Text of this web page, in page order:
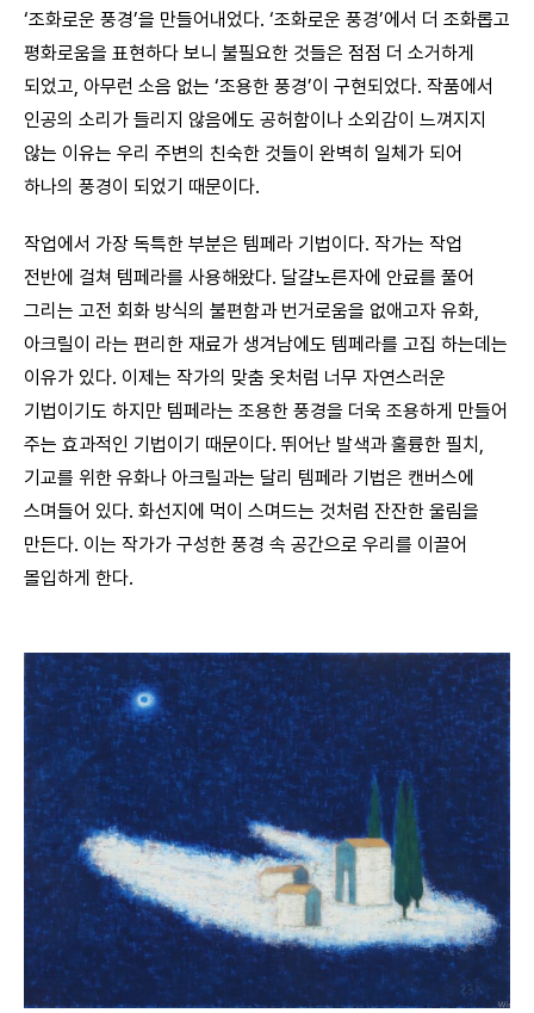
‘조화로운 풍경’을 만들어내었다. ‘조화로운 풍경’에서 더 조화롭고
평화로움을 표현하다 보니 불필요한 것들은 점점 더 소거하게
되었고, 아무런 소음 없는 ‘조용한 풍경’이 구현되었다. 작품에서
인공의 소리가 들리지 않음에도 공허함이나 소외감이 느껴지지
않는 이유는 우리 주변의 친숙한 것들이 완벽히 일체가 되어
하나의 풍경이 되었기 때문이다.
작업에서 가장 독특한 부분은 템페라 기법이다. 작가는 작업
전반에 걸쳐 템페라를 사용해왔다. 달걀노른자에 안료를 풀어
그리는 고전 회화 방식의 불편함과 번거로움을 없애고자 유화,
아크릴이 라는 편리한 재료가 생겨남에도 템페라를 고집 하는데는
이유가 있다. 이제는 작가의 맞춤 옷처럼 너무 자연스러운
기법이기도 하지만 템페라는 조용한 풍경을 더욱 조용하게 만들어
주는 효과적인 기법이기 때문이다. 뛰어난 발색과 훌륭한 필치,
기교를 위한 유화나 아크릴과는 달리 템페라 기법은 캔버스에
스며들어 있다. 화선지에 먹이 스며드는 것처럼 잔잔한 울림을
만든다. 이는 작가가 구성한 풍경 속 공간으로 우리를 이끌어
몰입하게 한다.